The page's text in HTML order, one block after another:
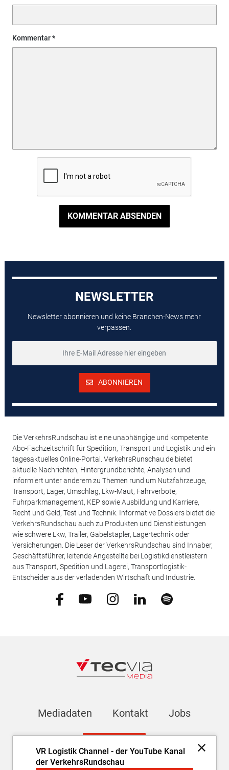
Kommentar
KOMMENTAR ABSENDEN
VR Logistik Channel - der YouTube Kanal
der VerkehrsRundschau
NEWSLETTER
Newsletter abonnieren und keine Branchen-News mehr
verpassen.
ABONNIEREN
Die VerkehrsRundschau ist eine unabhängige und kompetente
Abo-Fachzeitschrift für Spedition, Transport und Logistik und ein
tagesaktuelles Online-Portal. VerkehrsRunschau.de bietet
aktuelle Nachrichten, Hintergrundberichte, Analysen und
informiert unter anderem zu Themen rund um Nutzfahrzeuge,
Transport, Lager, Umschlag, Lkw-Maut, Fahrverbote,
Fuhrparkmanagement, KEP sowie Ausbildung und Karriere,
Recht und Geld, Test und Technik. Informative Dossiers bietet die
VerkehrsRundschau auch zu Produkten und Dienstleistungen
wie schwere Lkw, Trailer, Gabelstapler, Lagertechnik oder
Versicherungen. Die Leser der VerkehrsRundschau sind Inhaber,
Geschäftsführer, leitende Angestellte bei Logistikdienstleistern
aus Transport, Spedition und Lagerei, Transportlogistik-
Entscheider aus der verladenden Wirtschaft und Industrie.
Mediadaten Kontakt Jobs